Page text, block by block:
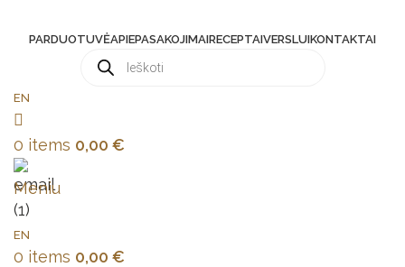
PARDUOTUVĖAPIEPASAKOJIMAIRECEPTAIVERSLUIKONTAKTAI
EN
0 items 0,00 €
Meniu
EN
0 items 0,00 €